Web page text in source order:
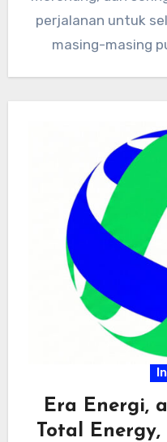
perjalanan untuk
masing-masing
Era Energi,
Total